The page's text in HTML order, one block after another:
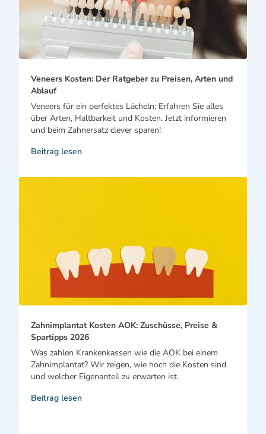
Veneers Kosten: Der Ratgeber zu Preisen, Arten und
Ablauf
Veneers für ein perfektes Lächeln: Erfahren Sie alles
über Arten, Haltbarkeit und Kosten. Jetzt informieren
und beim Zahnersatz clever sparen!
Beitrag lesen
Zahnimplantat Kosten AOK: Zuschüsse, Preise &
Spartipps 2026
Was zahlen Krankenkassen wie die AOK bei einem
Zahnimplantat? Wir zeigen, wie hoch die Kosten sind
und welcher Eigenanteil zu erwarten ist.
Beitrag lesen